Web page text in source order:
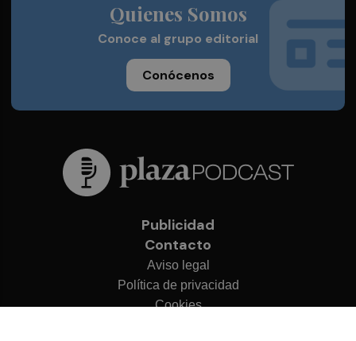
Quienes Somos
Conoce al grupo editorial
Conócenos
Publicidad
Contacto
Aviso legal
Política de privacidad
Cookies